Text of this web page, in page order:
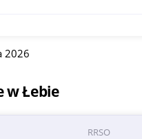
2026
w Łebie
RRSO